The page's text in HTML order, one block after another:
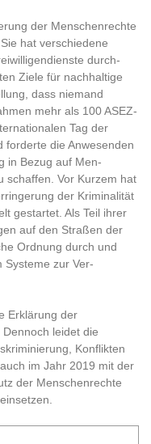
der Menschenrechte
hat verschiedene
durch-
Ziele für nachhaltige
dass niemand
mehr als 100 ASEZ-
Tag der
forderte die Anwesenden
in Bezug auf Men-
schaffen. Vor Kurzem hat
der Kriminalität
gestartet. Als Teil ihrer
auf den Straßen der
Ordnung durch und
Systeme zur Ver-
Erklärung der
leidet die
Konflikten
im Jahr 2019 mit der
der Menschenrechte